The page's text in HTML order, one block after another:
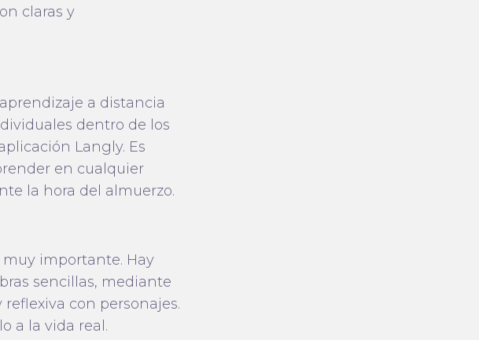
claras y
a distancia
dentro de los
Langly. Es
en cualquier
la hora del almuerzo.
muy importante. Hay
sencillas, mediante
con personajes.
a la vida real.